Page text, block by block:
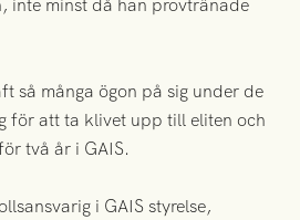
inte minst då han provtränade
så många ögon på sig under de
för att ta klivet upp till eliten och
två år i GAIS.
i GAIS styrelse,